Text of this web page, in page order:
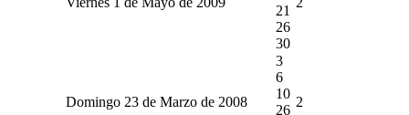
21
26
30
Domingo 23 de Marzo de 2008
3
6
10
26
2